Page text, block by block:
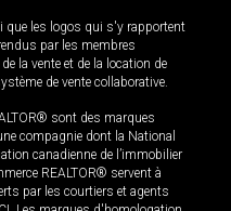
que les logos qui s'y rapportent
par les membres
la vente et de la location de
de vente collaborative.
sont des marques
compagnie dont la National
canadienne de l’immobilier
REALTOR® servent à
par les courtiers et agents